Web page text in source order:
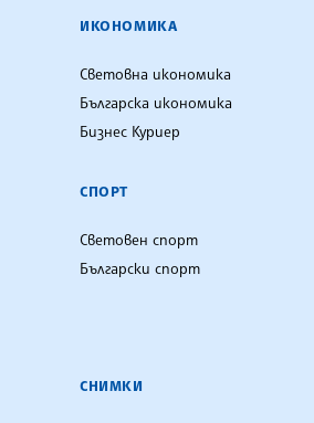
ИКОНОМИКА
Световна икономика
Българска икономика
Бизнес Куриер
СПОРТ
Световен спорт
Български спорт
СНИМКИ